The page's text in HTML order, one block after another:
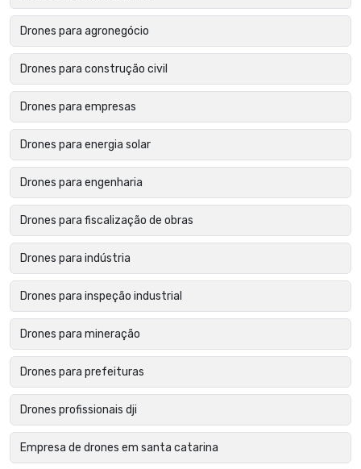
Drones para agronegócio
Drones para construção civil
Drones para empresas
Drones para energia solar
Drones para engenharia
Drones para fiscalização de obras
Drones para indústria
Drones para inspeção industrial
Drones para mineração
Drones para prefeituras
Drones profissionais dji
Empresa de drones em santa catarina